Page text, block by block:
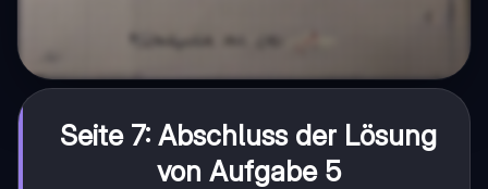
Seite 7: Abschluss der Lösung
von Aufgabe 5